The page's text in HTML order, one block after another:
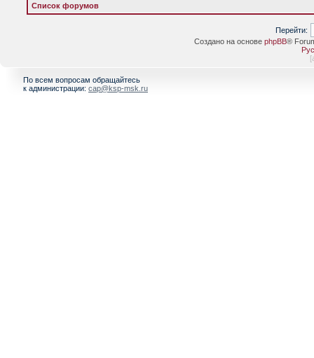
Список форумов
Перейти:
Создано на основе phpBB®
[
По всем вопросам обращайтесь
к администрации: cap@ksp-msk.ru